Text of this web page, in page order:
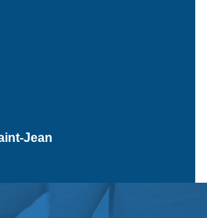
Jean